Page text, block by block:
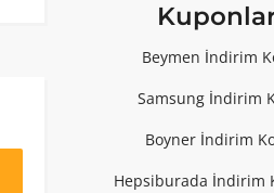
Beymen İndirim
Samsung İndirim
Boyner İndirim
Hepsiburada İndirim